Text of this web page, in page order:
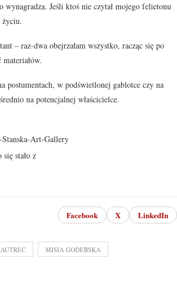
wynagradza. Jeśli ktoś nie czytał mojego felietonu
życiu.
– raz-dwa obejrzałam wszystko, racząc się po
postumentach, w podświetlonej gablotce czy na
na potencjalnej właścicielce.
stało z
Facebook X LinkedIn
MISIA GODEBSKA